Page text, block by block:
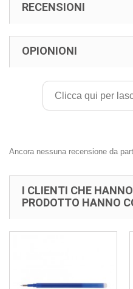
RECENSIONI
OPIONIONI
Clicca qui per
Ancora nessuna recensione da
I CLIENTI CHE
PRODOTTO HANNO